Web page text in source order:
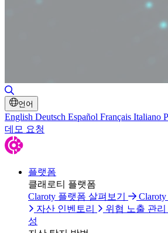
언어
English Deutsch Español Français Italiano
데모 요청
플랫폼
클래로티 플랫폼
Claroty 플랫폼 살펴보기
Claroty
자산 인벤토리
위협 노출 관리
성